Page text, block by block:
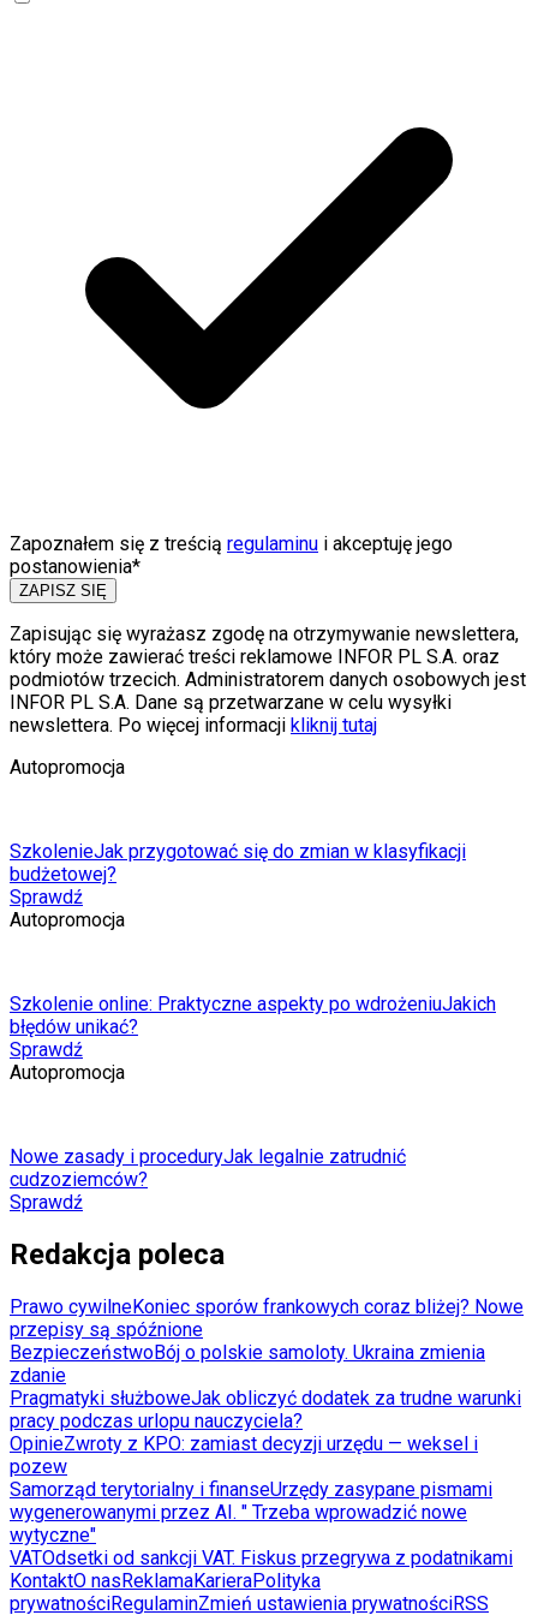
Zapoznałem się z treścią regulaminu i akceptuję jego
postanowienia*
ZAPISZ SIĘ
Zapisując się wyrażasz zgodę na otrzymywanie newslettera,
który może zawierać treści reklamowe INFOR PL S.A. oraz
podmiotów trzecich. Administratorem danych osobowych jest
INFOR PL S.A. Dane są przetwarzane w celu wysyłki
newslettera. Po więcej informacji kliknij tutaj
Autopromocja
SzkolenieJak przygotować się do zmian w klasyfikacji
budżetowej?
Sprawdź
Autopromocja
Szkolenie online: Praktyczne aspekty po wdrożeniuJakich
błędów unikać?
Sprawdź
Autopromocja
Nowe zasady i proceduryJak legalnie zatrudnić
cudzoziemców?
Sprawdź
Redakcja poleca
Prawo cywilneKoniec sporów frankowych coraz bliżej? Nowe
przepisy są spóźnione
BezpieczeństwoBój o polskie samoloty. Ukraina zmienia
zdanie
Pragmatyki służboweJak obliczyć dodatek za trudne warunki
pracy podczas urlopu nauczyciela?
OpinieZwroty z KPO: zamiast decyzji urzędu — weksel i
pozew
Samorząd terytorialny i finanseUrzędy zasypane pismami
wygenerowanymi przez AI. " Trzeba wprowadzić nowe
wytyczne"
VATOdsetki od sankcji VAT. Fiskus przegrywa z podatnikami
KontaktO nasReklamaKarieraPolityka
prywatnościRegulaminZmień ustawienia prywatnościRSS